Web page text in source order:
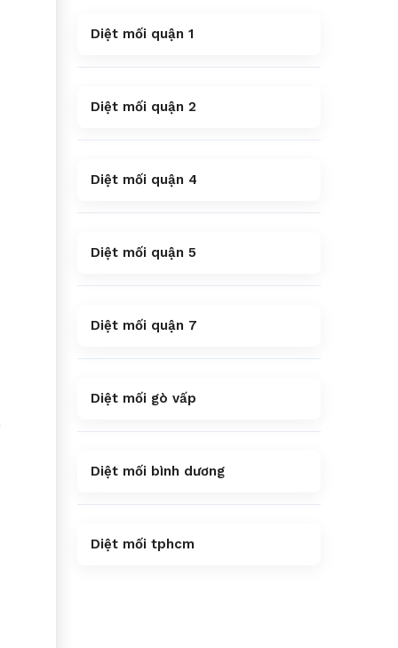
Diệt mối quận 1
Diệt mối quận 2
Diệt mối quận 4
Diệt mối quận 5
Diệt mối quận 7
Diệt mối gò vấp
Diệt mối bình dương
Diệt mối tphcm